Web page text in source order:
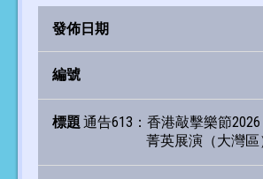
通告613：香港敲擊樂節2026
菁英展演（大灣